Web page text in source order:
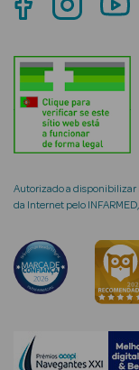
Rosto e
Ver Tudo
Cosmética
Hidratantes
Séruns
Creme de
Autorizado a disponibilizar
da Internet pelo INFARMED,